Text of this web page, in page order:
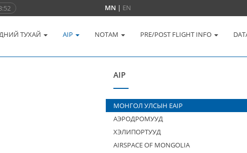
MN | EN
ТУХАЙ AIP NOTAM PRE/POST FLIGHT INFO
AIP
МОНГОЛ УЛСЫН EAIP
АЭРОДРОМУУД
ХЭЛИПОРТУУД
AIRSPACE OF MONGOLIA